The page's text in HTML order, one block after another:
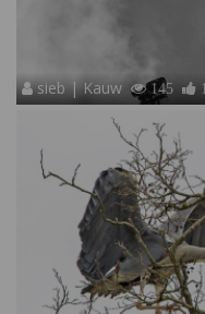
sieb | Kauw 145 1